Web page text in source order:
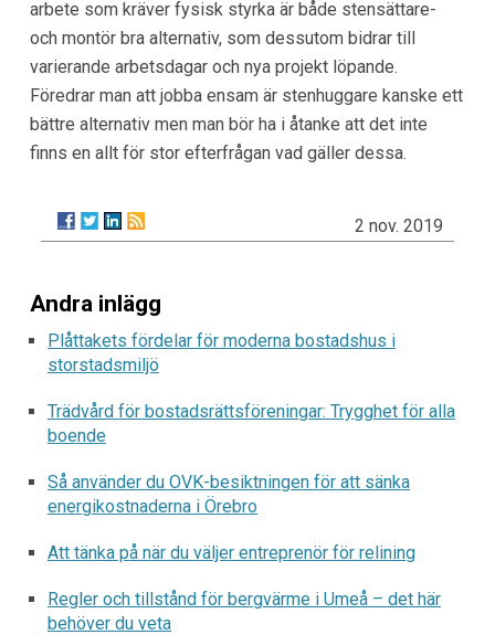
arbete som kräver fysisk styrka är både stensättare-
och montör bra alternativ, som dessutom bidrar till
varierande arbetsdagar och nya projekt löpande.
Föredrar man att jobba ensam är stenhuggare kanske ett
bättre alternativ men man bör ha i åtanke att det inte
finns en allt för stor efterfrågan vad gäller dessa.
2 nov. 2019
Andra inlägg
Plåttakets fördelar för moderna bostadshus i
storstadsmiljö
Trädvård för bostadsrättsföreningar: Trygghet för alla
boende
Så använder du OVK-besiktningen för att sänka
energikostnaderna i Örebro
Att tänka på när du väljer entreprenör för relining
Regler och tillstånd för bergvärme i Umeå – det här
behöver du veta